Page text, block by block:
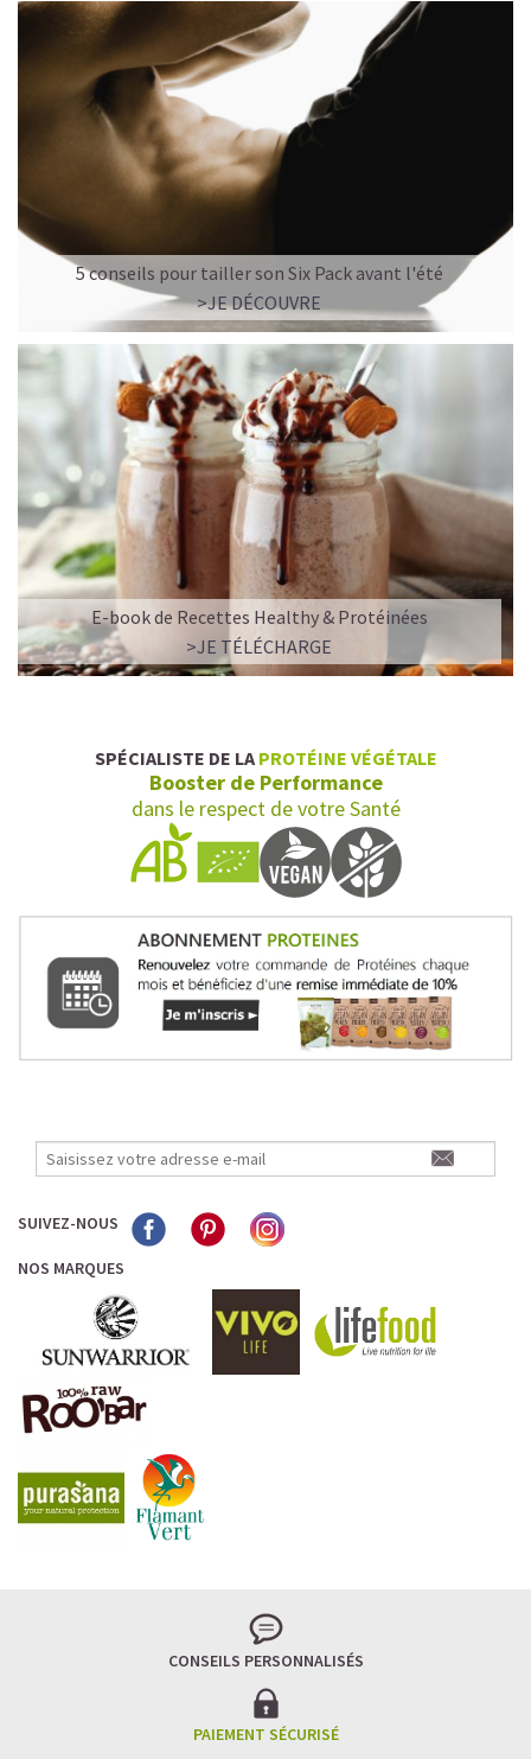
5 conseils pour tailler son Six Pack avant l'été
>JE DÉCOUVRE
E-book de Recettes Healthy & Protéinées
>JE TÉLÉCHARGE
SPÉCIALISTE DE LA PROTÉINE VÉGÉTALE
Booster de Performance
dans le respect de votre Santé
SUIVEZ-NOUS
NOS MARQUES
CONSEILS PERSONNALISÉS
PAIEMENT SÉCURISÉ